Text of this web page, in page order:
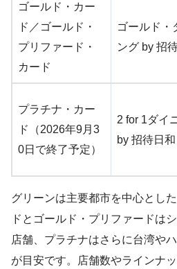
ゴールド・カー
ド／ゴールド・
プリファード・
カード
ゴールド・
ング by 招
プラチナ・カー
ド（2026年9月3
0日で終了予定）
2 for 1ダイ
by 招待日和
グリーンは主要都市を中心とし
ドとゴールド・プリファードは
店舗、プラチナはさらに台湾や
が目安です。店舗数やラインナ